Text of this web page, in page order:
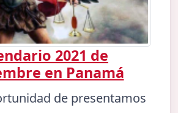
2021 de
en Panamá
de presentamos